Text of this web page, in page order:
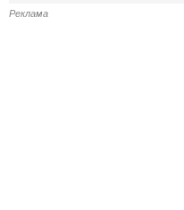
Реклама